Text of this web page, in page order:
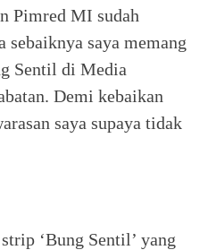
Pimred MI sudah
sebaiknya saya memang
Sentil di Media
Demi kebaikan
saya supaya tidak
‘Bung Sentil’ yang